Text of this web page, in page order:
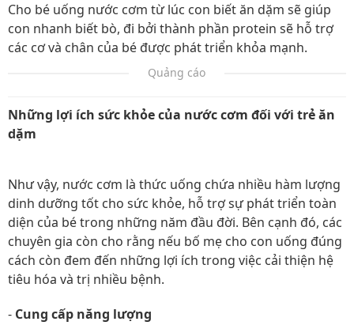
Cho bé uống nước cơm từ lúc con biết ăn dặm sẽ giúp
con nhanh biết bò, đi bởi thành phần protein sẽ hỗ trợ
các cơ và chân của bé được phát triển khỏa mạnh.
Quảng cáo
Những lợi ích sức khỏe của nước cơm đối với trẻ ăn
dặm
Như vậy, nước cơm là thức uống chứa nhiều hàm lượng
dinh dưỡng tốt cho sức khỏe, hỗ trợ sự phát triển toàn
diện của bé trong những năm đầu đời. Bên cạnh đó, các
chuyên gia còn cho rằng nếu bố mẹ cho con uống đúng
cách còn đem đến những lợi ích trong việc cải thiện hệ
tiêu hóa và trị nhiều bệnh.
- Cung cấp năng lượng